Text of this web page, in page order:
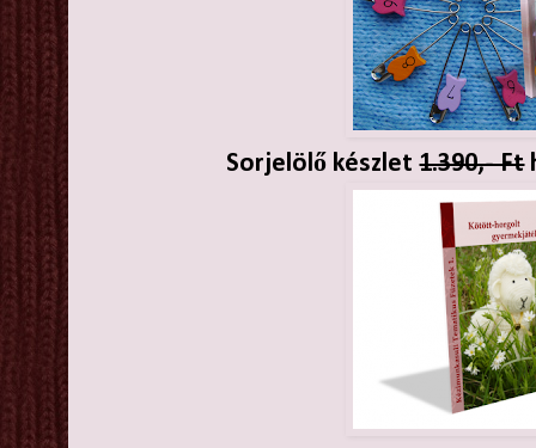
Sorjelölő készlet1.390,- Ft